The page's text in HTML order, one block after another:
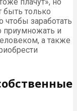
быть только
чтобы заработать
приумножать и
а также